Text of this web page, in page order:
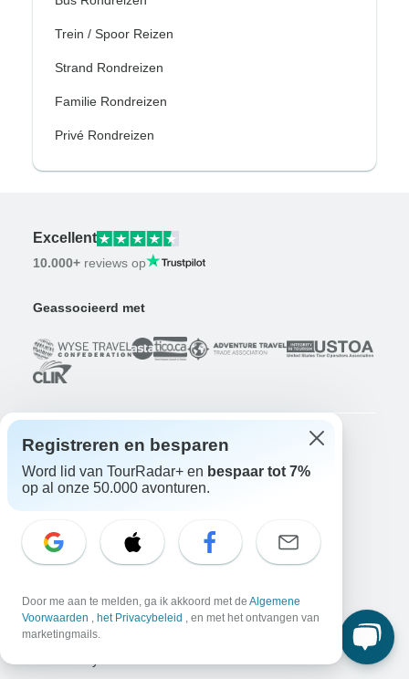
Trein / Spoor Reizen
Strand Rondreizen
Familie Rondreizen
Privé Rondreizen
Excellent
10.000+ reviews op
Geassocieerd met
Over ons
Reizigers
Waarom TourRadar?
Na je boeking
Annuleringsvoorwaarden
Registreren en besparen
Word lid van TourRadar+ en bespaar tot 7%
op al onze 50.000 avonturen.
Door me aan te melden, ga ik akkoord met de Algemene
Voorwaarden , het Privacybeleid , en met het ontvangen van
marketingmails.